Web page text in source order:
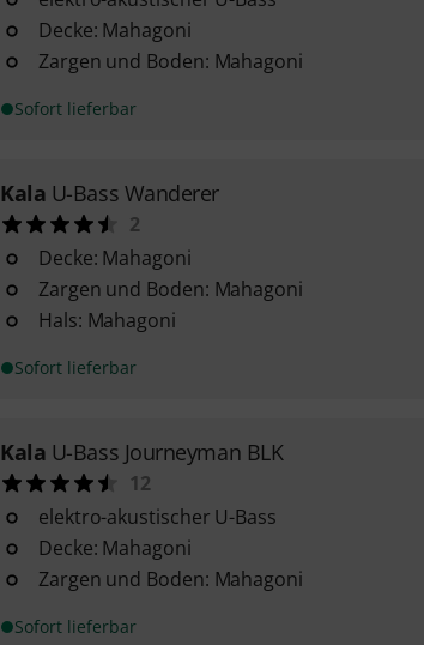
Decke: Mahagoni
Zargen und Boden: Mahagoni
Sofort lieferbar
Kala U-Bass Wanderer
2
Decke: Mahagoni
Zargen und Boden: Mahagoni
Hals: Mahagoni
Sofort lieferbar
Kala U-Bass Journeyman BLK
12
elektro-akustischer U-Bass
Decke: Mahagoni
Zargen und Boden: Mahagoni
Sofort lieferbar